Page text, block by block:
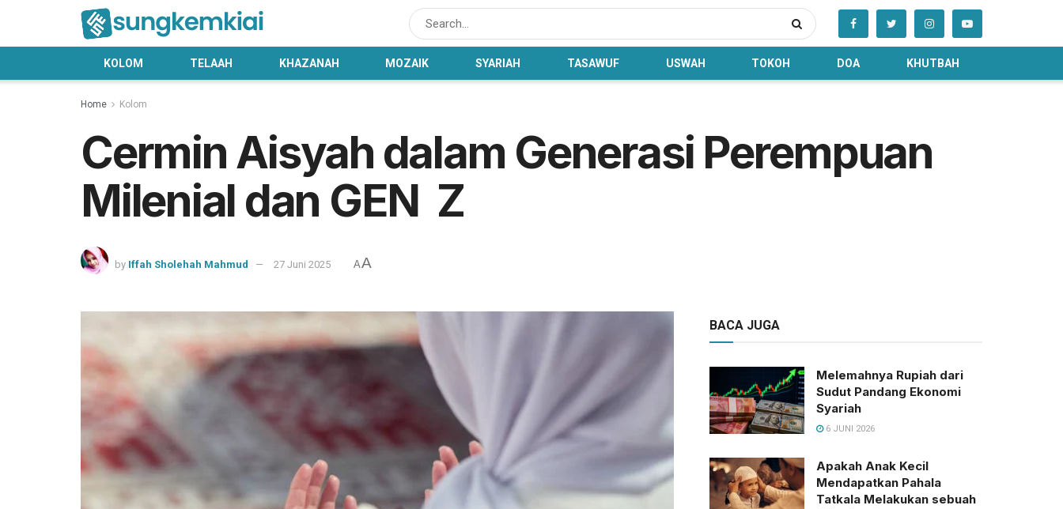
KOLOM TELAAH KHAZANAH MOZAIK SYARIAH TASAWUF USWAH TOKOH DOA KHUTBAH
Home Kolom
Cermin Aisyah dalam Generasi Perempuan
Milenial dan GEN Z
by Iffah Sholehah Mahmud 27 Juni 2025 AA
BACA JUGA
Melemahnya Rupiah dari
Sudut Pandang Ekonomi
Syariah
6 JUNI 2026
Apakah Anak Kecil
Mendapatkan Pahala
Tatkala Melakukan sebuah